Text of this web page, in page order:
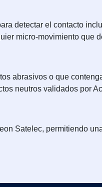
detectar el contacto
micro-movimiento que
abrasivos o que
neutros validados por
Satelec, permitiendo